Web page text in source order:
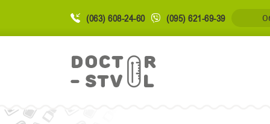
(063) 608-24-60 (095) 621-69-39